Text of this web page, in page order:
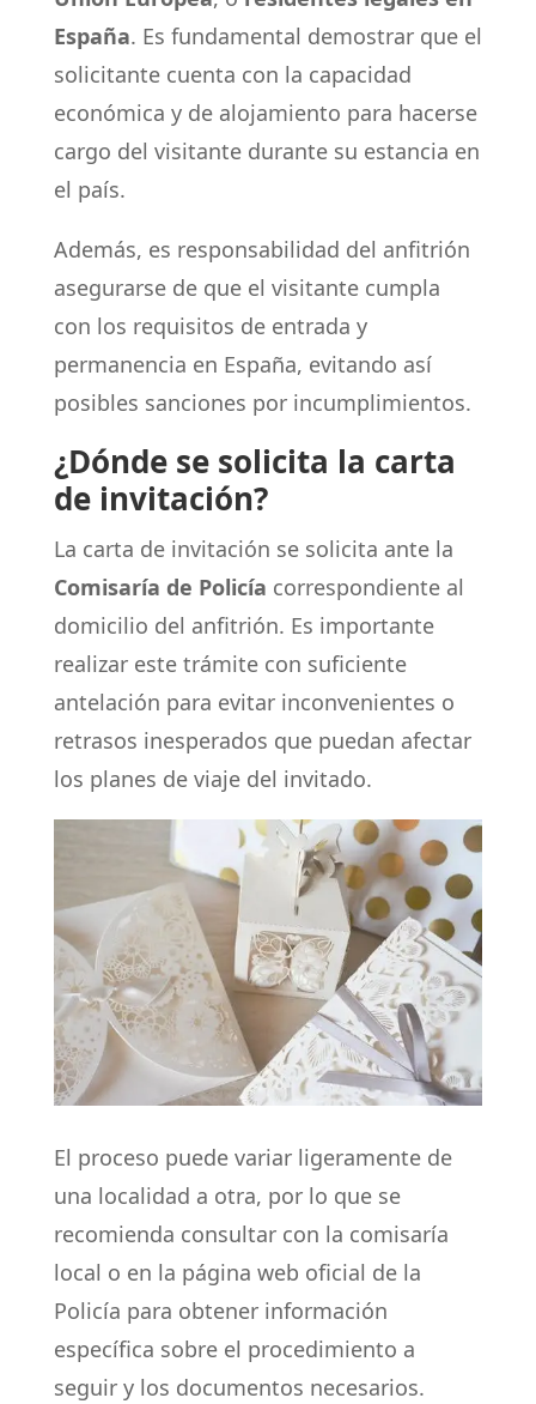
España. Es fundamental demostrar que el
solicitante cuenta con la capacidad
económica y de alojamiento para hacerse
cargo del visitante durante su estancia en
el país.
Además, es responsabilidad del anfitrión
asegurarse de que el visitante cumpla
con los requisitos de entrada y
permanencia en España, evitando así
posibles sanciones por incumplimientos.
¿Dónde se solicita la carta
de invitación?
La carta de invitación se solicita ante la
Comisaría de Policía correspondiente al
domicilio del anfitrión. Es importante
realizar este trámite con suficiente
antelación para evitar inconvenientes o
retrasos inesperados que puedan afectar
los planes de viaje del invitado.
El proceso puede variar ligeramente de
una localidad a otra, por lo que se
recomienda consultar con la comisaría
local o en la página web oficial de la
Policía para obtener información
específica sobre el procedimiento a
seguir y los documentos necesarios.